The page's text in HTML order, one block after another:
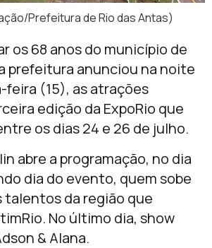
Prefeitura de Rio das Antas)
os 68 anos do município de
prefeitura anunciou na noite
(15), as atrações
edição da ExpoRio que
os dias 24 e 26 de julho.
abre a programação, no dia
dia do evento, quem sobe
talentos da região que
No último dia, show
& Alana.